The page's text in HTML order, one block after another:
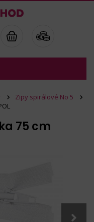
Zipy spirálové No 5
75 cm